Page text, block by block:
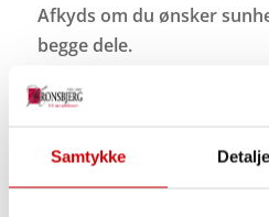
Samtykke
Afkyds om du ønsker
begge dele.
Gratis sundhedstjek på